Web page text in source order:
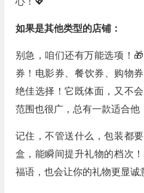
如果是其他类型的店铺：
别急，咱们还有万能选项！
券！电影券、餐饮券、购物
绝佳选择！它既体面，又不
范围也很广，总有一款适合他
记住，不管送什么，包装都
盒，能瞬间提升礼物的档次
福语，也会让你的礼物更显诚